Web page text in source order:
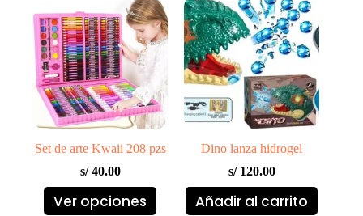
pueden
elegir
en
la
página
de
producto
Set de arte Kwaii 208 pzs
s/40.00
Ver opciones
Este
producto
Dino lanza hidrogel
s/120.00
Añadir al carrito